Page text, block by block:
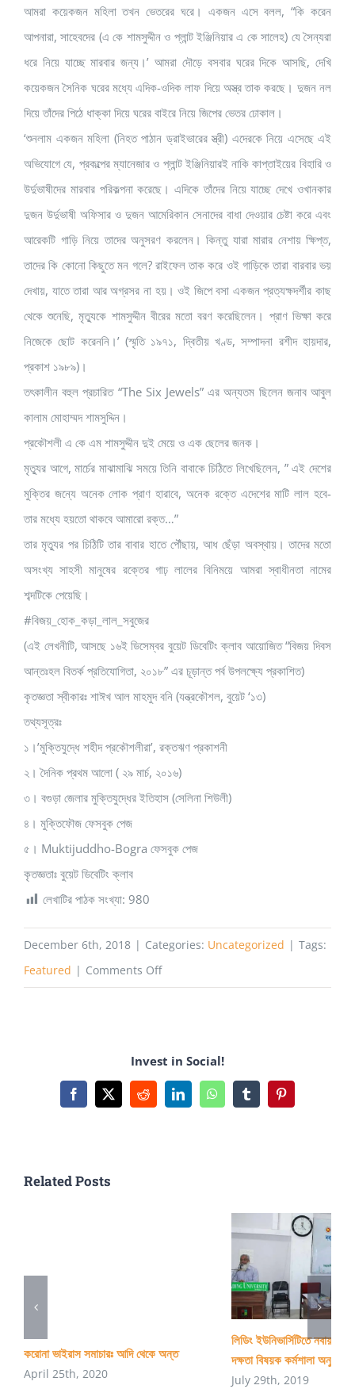
আমরা কয়েকজন মহিলা তখন ভেতরের ঘরে। একজন এসে বলল, “কি করেন
আপনারা, সাহেবদের (এ কে শামসুদ্দীন ও প্লান্ট ইঞ্জিনিয়ার এ কে সালেহ) যে সৈন্যরা
ধরে নিয়ে যাচ্ছে মারবার জন্য।’ আমরা দৌড়ে বসবার ঘরের দিকে আসছি, দেখি
কয়েকজন সৈনিক ঘরের মধ্যে এদিক-ওদিক লাফ দিয়ে অস্ত্র তাক করছে। দুজন নল
দিয়ে তাঁদের পিঠে ধাক্কা দিয়ে ঘরের বাইরে নিয়ে জিপের ভেতর ঢোকাল।
‘শুনলাম একজন মহিলা (নিহত পাঠান ড্রাইভারের স্ত্রী) এদেরকে নিয়ে এসেছে এই
অভিযোগে যে, প্রকল্পের ম্যানেজার ও প্লান্ট ইঞ্জিনিয়ারই নাকি কাপ্তাইয়ের বিহারি ও
উর্দুভাষীদের মারবার পরিকল্পনা করেছে। এদিকে তাঁদের নিয়ে যাচ্ছে দেখে ওখানকার
দুজন উর্দুভাষী অফিসার ও দুজন আমেরিকান সেনাদের বাধা দেওয়ার চেষ্টা করে এবং
আরেকটি গাড়ি নিয়ে তাদের অনুসরণ করলেন। কিন্তু যারা মারার নেশায় ক্ষিপ্ত,
তাদের কি কোনো কিছুতে মন গলে? রাইফেল তাক করে ওই গাড়িকে তারা বারবার ভয়
দেখায়, যাতে তারা আর অগ্রসর না হয়। ওই জিপে বসা একজন প্রত্যক্ষদর্শীর কাছ
থেকে শুনেছি, মৃত্যুকে শামসুদ্দীন বীরের মতো বরণ করেছিলেন। প্রাণ ভিক্ষা করে
নিজেকে ছোট করেননি।’ (স্মৃতি ১৯৭১, দ্বিতীয় খণ্ড, সম্পাদনা রশীদ হায়দার,
প্রকাশ ১৯৮৯)।
তৎকালীন বহুল প্রচারিত “The Six Jewels” এর অন্যতম ছিলেন জনাব আবুল
কালাম মোহাম্মদ শামসুদ্দিন।
প্রকৌশলী এ কে এম শামসুদ্দীন দুই মেয়ে ও এক ছেলের জনক।
মৃত্যুর আগে, মার্চের মাঝামাঝি সময়ে তিনি বাবাকে চিঠিতে লিখেছিলেন, ” এই দেশের
মুক্তির জন্যে অনেক লোক প্রাণ হারাবে, অনেক রক্তে এদেশের মাটি লাল হবে-
তার মধ্যে হয়তো থাকবে আমারো রক্ত…”
তার মৃত্যুর পর চিঠিটি তার বাবার হাতে পৌঁছায়, আধ ছেঁড়া অবস্থায়। তাদের মতো
অসংখ্য সাহসী মানুষের রক্তের গাঢ় লালের বিনিময়ে আমরা স্বাধীনতা নামের
শব্দটিকে পেয়েছি।
#বিজয়_হোক_কড়া_লাল_সবুজের
(এই লেখনীটি, আসছে ১৬ই ডিসেম্বর বুয়েট ডিবেটিং ক্লাব আয়োজিত “বিজয় দিবস
আন্তঃহল বিতর্ক প্রতিযোগিতা, ২০১৮” এর চূড়ান্ত পর্ব উপলক্ষ্যে প্রকাশিত)
কৃতজ্ঞতা স্বীকারঃ শাঈখ আল মাহমুদ বনি (যন্ত্রকৌশল, বুয়েট ‘১৩)
তথ্যসূত্রঃ
১।’মুক্তিযুদ্ধে শহীদ প্রকৌশলীরা’, রক্তঋণ প্রকাশনী
২। দৈনিক প্রথম আলো ( ২৯ মার্চ, ২০১৬)
৩। বগুড়া জেলার মুক্তিযুদ্ধের ইতিহাস (সেলিনা শিউলী)
৪। মুক্তিফৌজ ফেসবুক পেজ
৫। Muktijuddho-Bogra ফেসবুক পেজ
কৃতজ্ঞতাঃ বুয়েট ডিবেটিং ক্লাব
লেখাটির পাঠক সংখ্যা: 980
December 6th, 2018 | Categories: Uncategorized | Tags:
Featured | Comments Offon
ভূমিকা
Invest in Social!
Facebook
X RedditLinkedInWhatsAppTumblrPinterest
Related Posts
করোনা ভাইরাস সমাচারঃ আদি থেকে অন্ত
April 25th, 2020
লিডিং ইউনিভার্সিটিতে
দক্ষতা বিষয়ক কর্মশালা অনুষ্ঠিত
July 29th, 2019